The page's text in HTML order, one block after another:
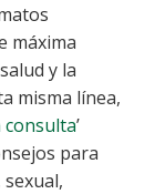
máxima
y la
misma línea,
consulta’
para